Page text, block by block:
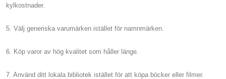
kylkostnader.
5. Välj generiska varumärken istället för namnmärken.
6. Köp varor av hög kvalitet som håller länge.
7. Använd ditt lokala bibliotek istället för att köpa böcker eller filmer.